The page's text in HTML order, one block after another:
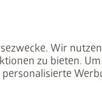
Wir
zu bieten.